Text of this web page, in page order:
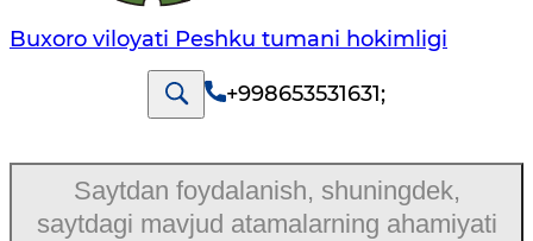
Buxoro viloyati Peshku tumani hokimligi
+998653531631;
Saytdan foydalanish, shuningdek,
saytdagi mavjud atamalarning ahamiyati